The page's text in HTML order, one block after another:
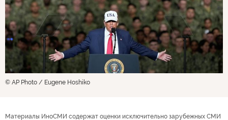
© AP Photo / Eugene Hoshiko
Материалы ИноСМИ содержат оценки исключительно зарубежных СМИ